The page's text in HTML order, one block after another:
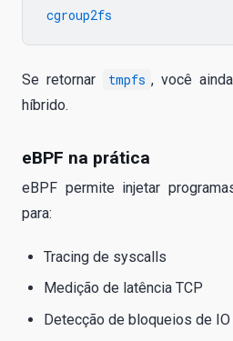
Se retornar tmpfs , você
híbrido.
eBPF na prática
eBPF permite injetar
para:
Tracing de syscalls
Medição de latência TCP
Detecção de bloqueios de IO